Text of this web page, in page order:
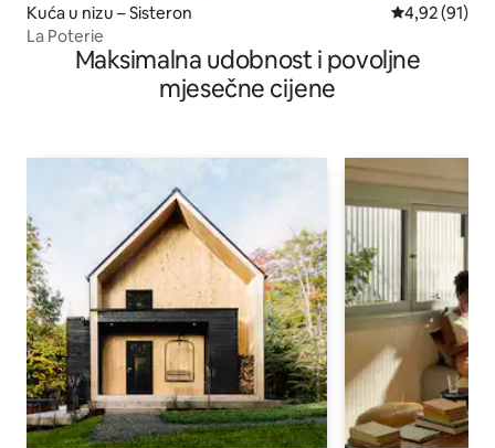
Kuća u nizu – Sisteron Prosječna
4,92 (91)
La Poterie
Maksimalna udobnost i povoljne
mjesečne cijene